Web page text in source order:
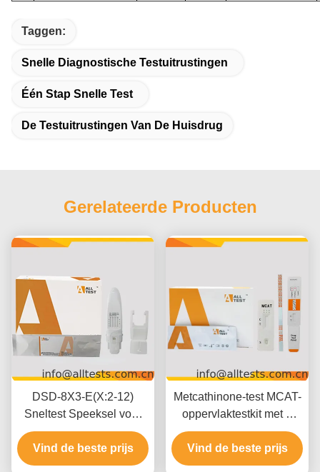
Taggen:
Snelle Diagnostische Testuitrustingen
Één Stap Snelle Test
De Testuitrustingen Van De Huisdrug
Gerelateerde Producten
DSD-8X3-E(X:2-12)
Sneltest Speeksel voor
Meerdere Drugs -
Professioneel Gebruik
Vind de beste prijs
Metcathinone-test MCAT-
oppervlaktestkit met 5
minuten resultaten 500
ng/mL Afsnijding en
gemakkelijke visuele
Vind de beste prijs